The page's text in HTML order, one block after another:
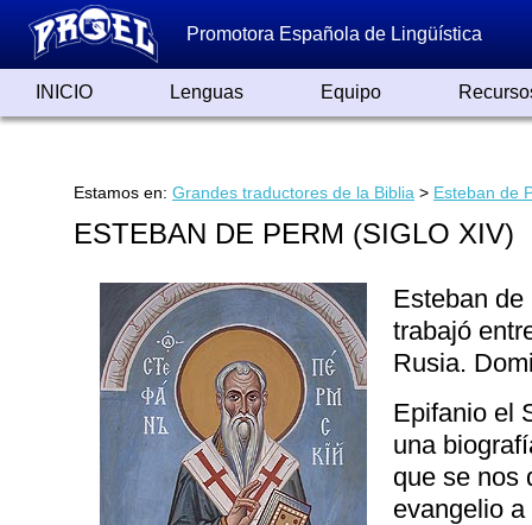
Promotora Española de Lingüística
INICIO Lenguas Equipo
Estamos en: Grandes traductores de la Biblia > Esteban de
ESTEBAN DE PERM (SIGLO XIV)
Esteban
trabajó
Rusia.
Epifanio el
una
que se nos
evangelio